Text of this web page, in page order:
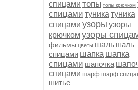
спицами топы топы крючком
спицами туника туника
спицами узоры узоры
крючком узоры
фильмы цветы шаль шаль
спицами шапка шапка
спицами шапочка
спицами шарф шарф
шитье